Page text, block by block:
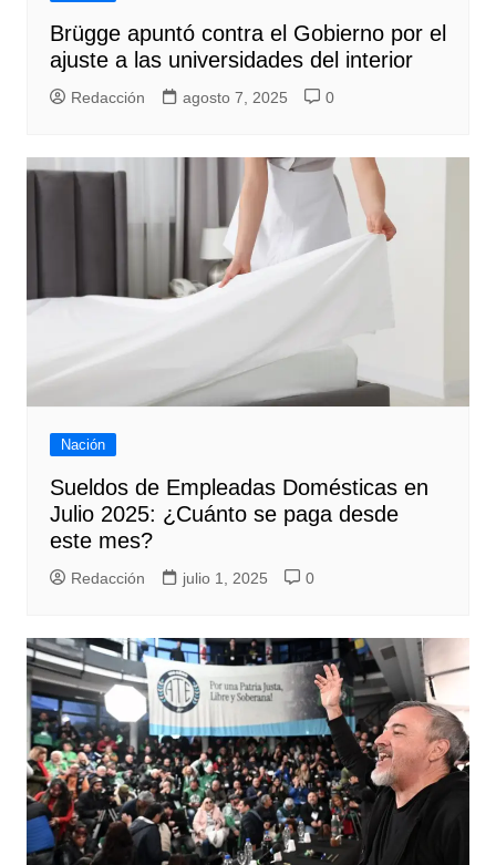
Brügge apuntó contra el Gobierno por el
ajuste a las universidades del interior
Redacción agosto 7, 2025 0
Nación
Sueldos de Empleadas Domésticas en
Julio 2025: ¿Cuánto se paga desde
este mes?
Redacción julio 1, 2025 0